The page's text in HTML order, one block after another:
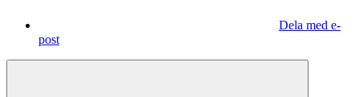
Dela med e-
post